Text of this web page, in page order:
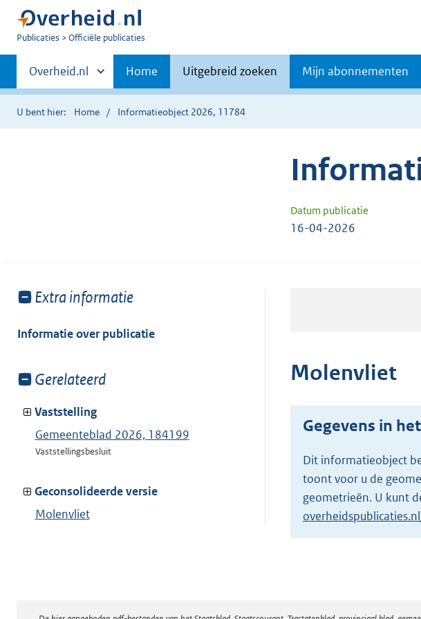
U
Publicaties Officiële publicaties
Primaire
navigatie
Andere
sites
binnen
Overheid.nl Home Uitgebreid zoeken Mijn abonnementen
U bent hier: Home Informatieobject 2026, 11784
Datum publicatie
16-04-2026
Toon
van:
Extra informatie
Informatie over publicatie
Toon
van:
Gerelateerd
Vaststelling
Gemeenteblad 2026, 184199
Vaststellingsbesluit
Geconsolideerde versie
Molenvliet
Molenvliet
Gegevens in
Dit informatieobject
toont voor u de
geometrieën. U kunt